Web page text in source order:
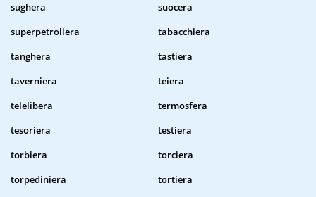
sughera
suocera
superpetroliera
tabacchiera
tanghera
tastiera
taverniera
teiera
telelibera
termosfera
tesoriera
testiera
torbiera
torciera
torpediniera
tortiera